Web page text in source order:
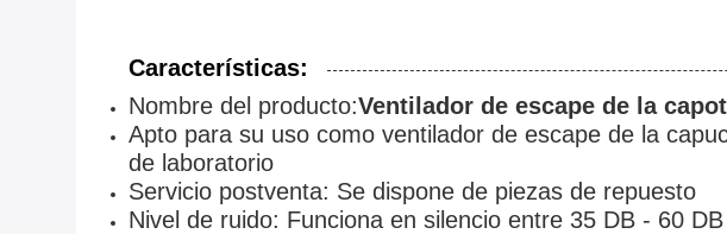
Características:
Nombre del producto:Ventilador de escape de la
Apto para su uso como ventilador de escape de la
de laboratorio
Servicio postventa: Se dispone de piezas de repuesto
Nivel de ruido: Funciona en silencio entre 35 DB - 60 DB